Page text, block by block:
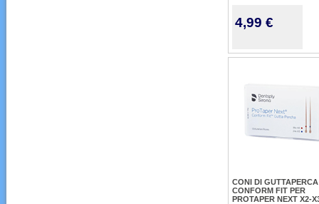
4,99 €
CONI DI GUTTAPERCA
CONFORM FIT PER
PROTAPER NEXT X2-